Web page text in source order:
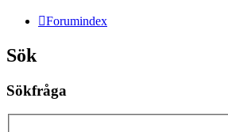
Forumindex
Sök
Sökfråga